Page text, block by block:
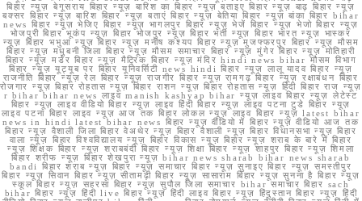
बिहार न्यूज़ बेगूसराय बिहार न्यूज़ बारिश का बिहार न्यूज़ बताइए बिहार न्यूज़ बाढ़ बिहार न्यूज़
बक्सर बिहार न्यूज़ बारिश बिहार न्यूज़ बताएं बिहार न्यूज़ बेतिया बिहार न्यूज़ बांका बिहार bihar
news बिहार न्यूज़ भेजिए बिहार न्यूज़ भागलपुर बिहार न्यूज़ भेजें बिहार न्यूज़ भेजो बिहार न्यूज़
भोजपुरी बिहार भूकंप न्यूज़ बिहार भोजपुर न्यूज़ बिहार भर्ती न्यूज़ बिहार भारत न्यूज़ भास्कर
न्यूज़ बिहार भभुआ न्यूज़ बिहार न्यूज़ मनीष कश्यप बिहार न्यूज़ मुजफ्फरपुर बिहार न्यूज़ मौसम
बिहार न्यूज़ मधुबनी जिला बिहार न्यूज़ मौसम समाचार बिहार न्यूज़ मुंगेर बिहार न्यूज़ मोतिहारी
बिहार न्यूज़ मर्डर बिहार न्यूज़ मैट्रिक बिहार न्यूज़ मंदिर hindi news bihar मौसम विभाग
बिहार न्यूज़ यूट्यूब पर बिहार यूनिवर्सिटी news hindi बिहार न्यूज़ लालू यादव बिहार न्यूज़
राजनीति बिहार न्यूज़ रेल बिहार न्यूज़ राजगीर बिहार न्यूज़ रामगढ़ बिहार न्यूज़ रक्षाबंधन बिहार
रोजगार न्यूज़ बिहार रोहतास न्यूज़ बिहार राशन न्यूज़ बिहार रोहतास न्यूज़ हिंदी बिहार राज न्यूज़
r bihar bihar news लाइव manish kashyap bihar न्यूज़ लाइव बिहार न्यूज़ लेटेस्ट
बिहार न्यूज़ लाइव वीडियो बिहार न्यूज़ लाइव हिंदी बिहार न्यूज़ लाइव पटना टुडे बिहार न्यूज़
लाइव पटना बिहार लाइव न्यूज़ आज तक बिहार लोकल न्यूज़ लाइव बिहार न्यूज़ latest bihar
news in hindi latest bihar news बिहार न्यूज़ वीडियो में बिहार न्यूज़ वीडियो आज तक
बिहार न्यूज़ वैशाली जिला बिहार वेअथेर न्यूज़ बिहार वैशाली न्यूज़ बिहार विधानसभा न्यूज़ बिहार
वाला न्यूज़ बिहार विश्वविद्यालय न्यूज़ बिहार विकास न्यूज़ बिहार न्यूज़ शराब के बारे में बिहार
न्यूज़ शिक्षक बिहार न्यूज़ शराबबंदी बिहार न्यूज़ शिक्षा बिहार न्यूज़ शाहपुर बिहार न्यूज़ शिमला
बिहार शरीफ न्यूज़ बिहार शेखपुरा न्यूज़ bihar news sharab bihar news sharab
bandi बिहार शराब न्यूज़ बिहार न्यूज़ समाचार बिहार न्यूज़ सुनाइए बिहार न्यूज़ समस्तीपुर
बिहार न्यूज़ सिवान बिहार न्यूज़ सीतामढ़ी बिहार न्यूज़ सासाराम बिहार न्यूज़ सुनना है बिहार न्यूज़
स्कूल बिहार न्यूज़ सहरसा बिहार न्यूज़ सुपौल जिला समाचार bihar समाचार बिहार sach
bihar बिहार न्यूज़ हिंदी live बिहार न्यूज़ हिंदी लाइव बिहार न्यूज़ हिंदुस्तान बिहार न्यूज़ हिंदी